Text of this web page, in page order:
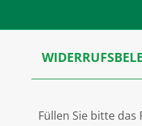
Füllen Sie bitte